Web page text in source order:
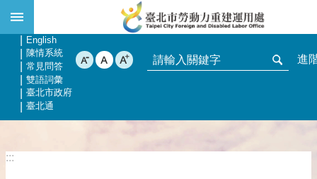
跳到主要內容區塊
網站導覽
English
陳情系統
常見問答
雙語詞彙
臺北市政府
臺北通
進
:::